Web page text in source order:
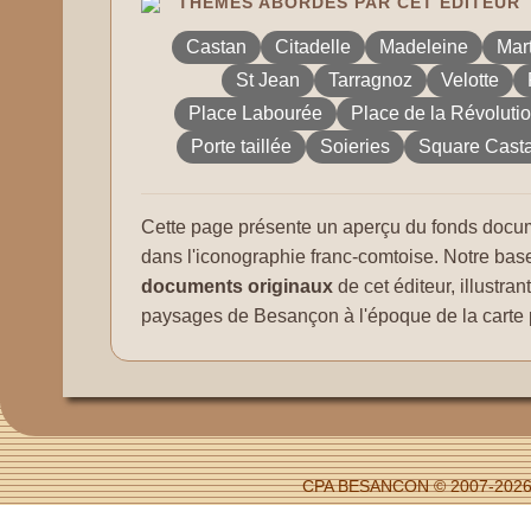
Castan Citadelle Madeleine
St Jean
Tarragnoz Velotte
Place Labourée
Place de la
Porte taillée
Soieries Square
Cette page présente un aperçu du fonds
dans l'iconographie franc-comtoise. Notre
documents originaux de cet éditeur,
paysages de Besançon à l'époque de la
CPA BESANCON © 2007-